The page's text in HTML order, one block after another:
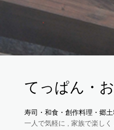
てっぱん・
寿司・和食・創作料理・郷
一人で気軽に , 家族で楽し